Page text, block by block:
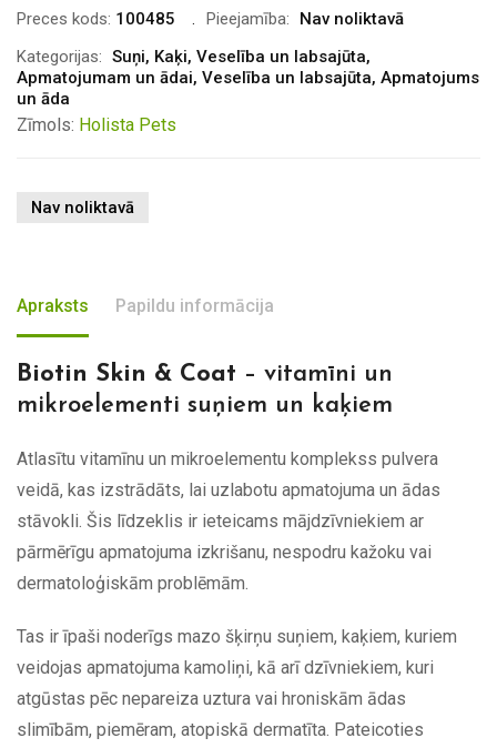
Preces kods: 100485 Pieejamība:
Nav noliktavā
Kategorijas: Suņi, Kaķi, Veselība un labsajūta,
Apmatojumam un ādai, Veselība un labsajūta, Apmatojums
un āda
Zīmols: Holista Pets
Nav noliktavā
Apraksts Papildu informācija
Biotin Skin & Coat – vitamīni un
mikroelementi suņiem un kaķiem
Atlasītu vitamīnu un mikroelementu komplekss pulvera
veidā, kas izstrādāts, lai uzlabotu apmatojuma un ādas
stāvokli. Šis līdzeklis ir ieteicams mājdzīvniekiem ar
pārmērīgu apmatojuma izkrišanu, nespodru kažoku vai
dermatoloģiskām problēmām.
Tas ir īpaši noderīgs mazo šķirņu suņiem, kaķiem, kuriem
veidojas apmatojuma kamoliņi, kā arī dzīvniekiem, kuri
atgūstas pēc nepareiza uztura vai hroniskām ādas
slimībām, piemēram, atopiskā dermatīta. Pateicoties